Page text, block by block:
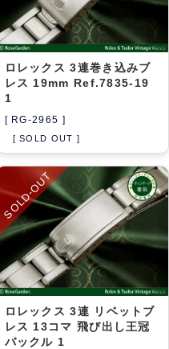
ロレックス 3連巻き込みブ
レス 19mm Ref.7835-19
1
[ RG-2965 ]
[ SOLD OUT ]
SOLD-OUT
ロレックス 3連 リベットブ
レス 13コマ 飛び出し王冠
バックル 1